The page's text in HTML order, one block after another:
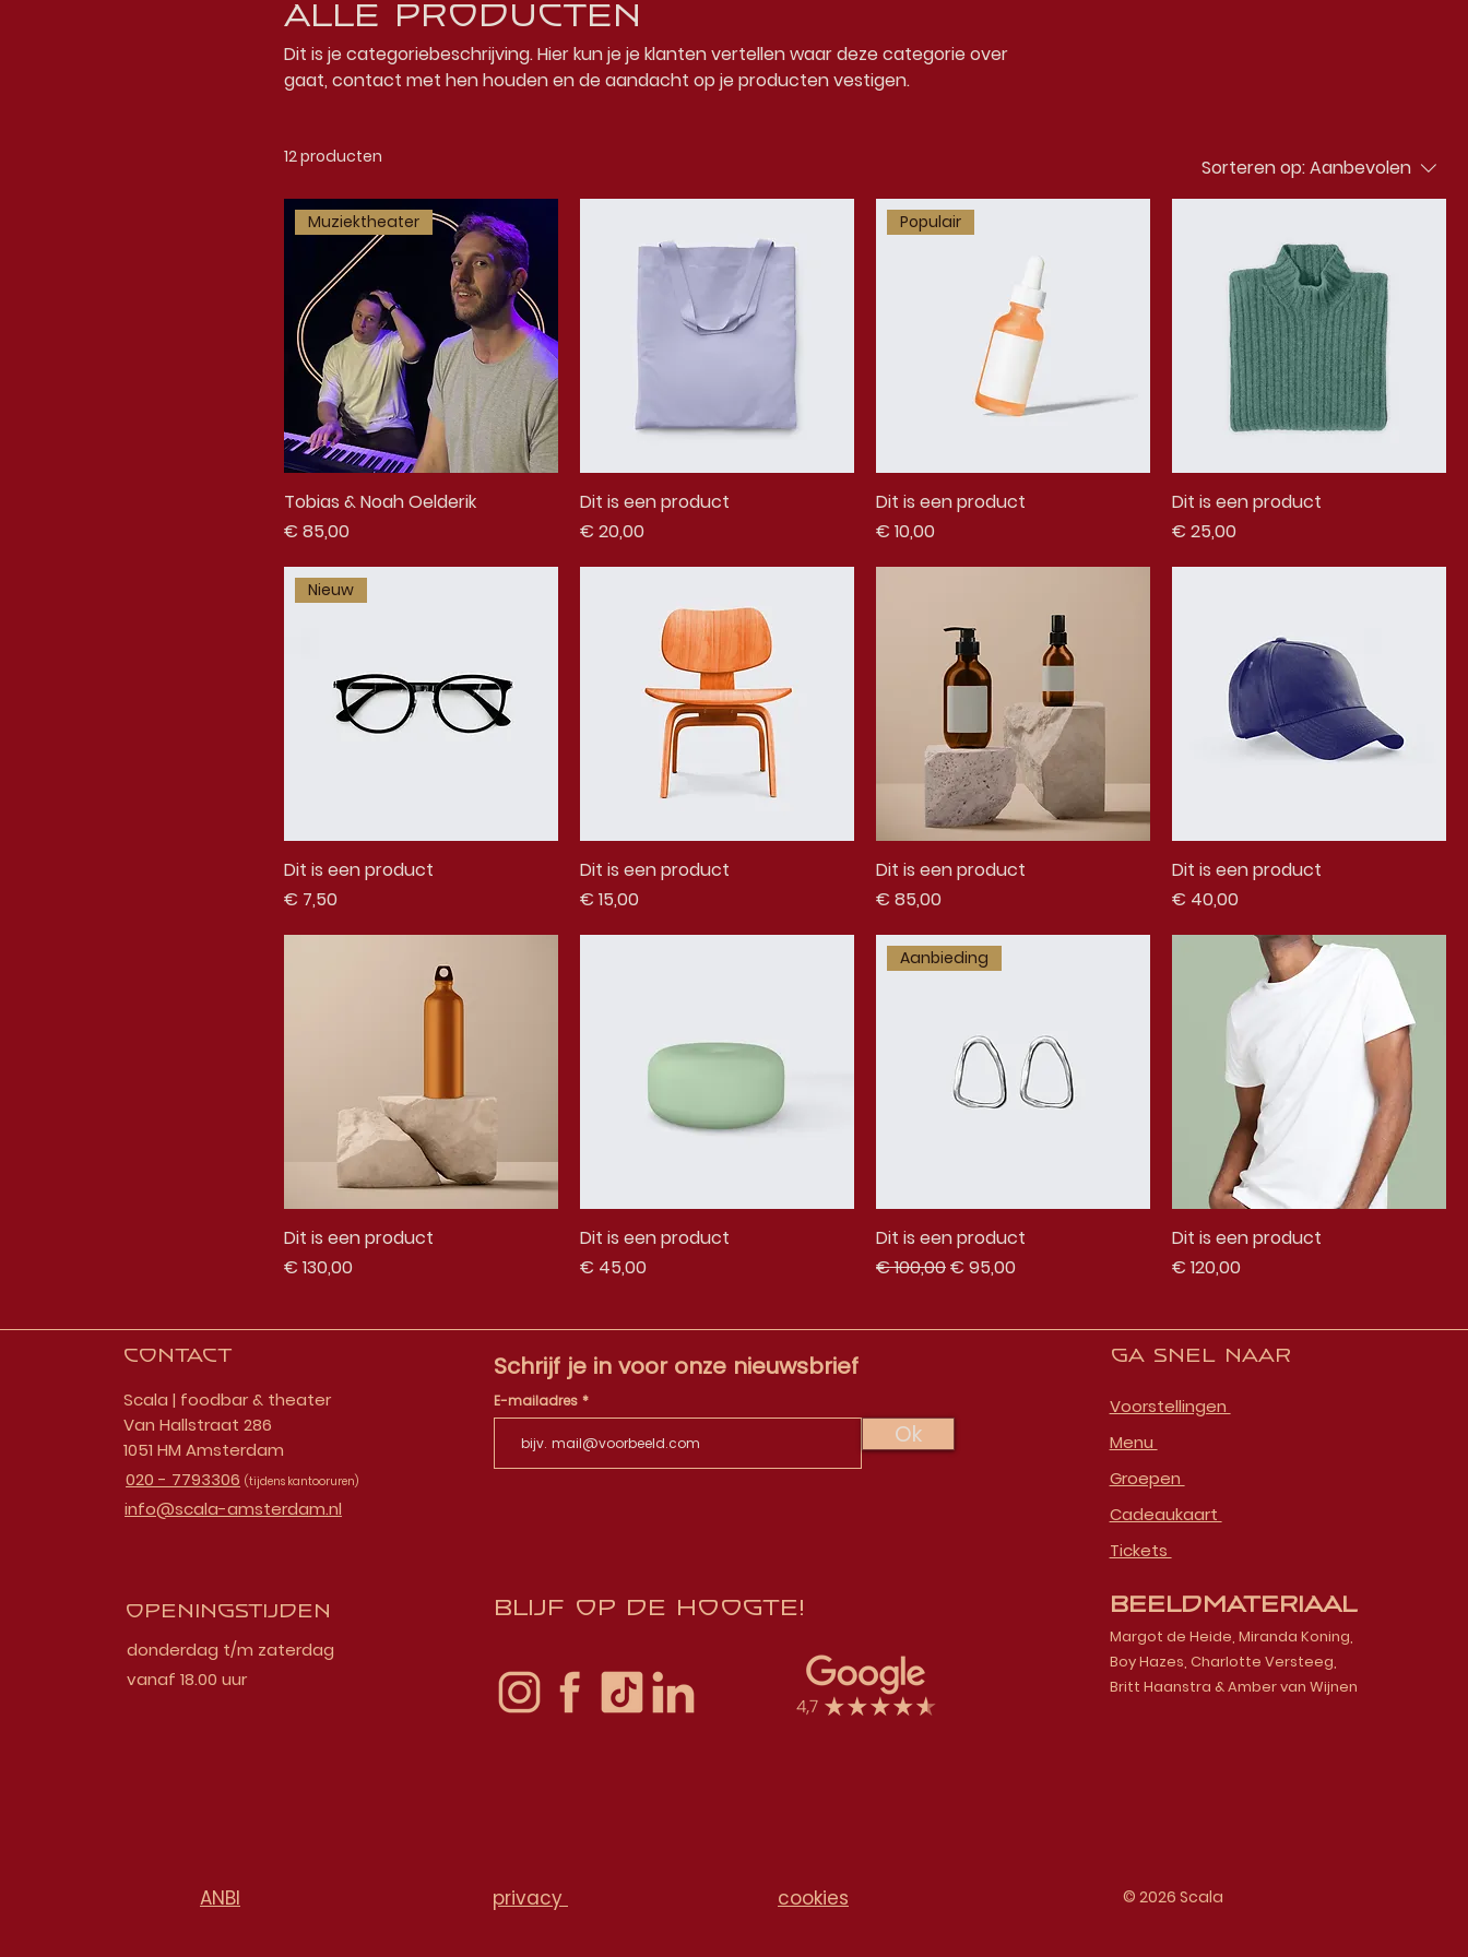
Alle producten
Dit is je categoriebeschrijving. Hier kun je je klanten vertellen waar deze categorie over
gaat, contact met hen houden en de aandacht op je producten vestigen.
12 producten Sorteren op:Aanbevolen
Muziektheater
Tobias & Noah Oelderik
Prijs
€ 85,00
Dit is een product
Prijs
€ 20,00
Populair
Dit is een product
Prijs
€ 10,00
Dit is een product
Prijs
€ 25,00
Nieuw
Dit is een product
Prijs
€ 7,50
Dit is een product
Prijs
€ 15,00
Dit is een product
Prijs
€ 85,00
Dit is een product
Prijs
€ 40,00
Dit is een product
Prijs
€ 130,00
Dit is een product
Prijs
€ 45,00
Aanbieding
Dit is een product
Normale prijs
€ 100,00Verkoopprijs
€ 95,00
Dit is een product
Prijs
€ 120,00
Contact
Scala | foodbar & theater
Van Hallstraat 286
1051 HM Amsterdam
020 - 7793306 (tijdens kantooruren)
info@scala-amsterdam.nl
Openingstijden
donderdag t/m zaterdag
vanaf 18.00 uur
Schrijf je in voor onze nieuwsbrief
E-mailadres
Ok
Blijf op de hoogte!
Ga snel naar
Voorstellingen
Menu
Groepen
Cadeaukaart
Tickets
Beeldmateriaal
Margot de Heide, Miranda Koning,
Boy Hazes, Charlotte Versteeg,
Britt Haanstra & Amber van Wijnen
ANBI privacy cookies © 2026 Scala